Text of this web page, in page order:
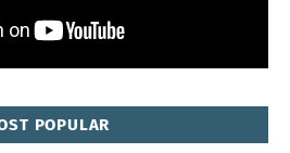
POPULAR